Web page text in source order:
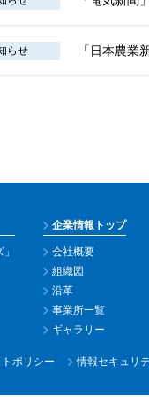
らせ 「日本農業
企業情報トップ
会社概要
組織図
沿革
事業所一覧
ギャラリー
ポリシー 情報セキュリ